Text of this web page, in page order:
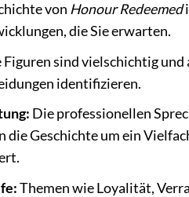
von Honour Redeemed
die Sie erwarten.
Figuren sind vielschichtig
identifizieren.
Die professionellen
die Geschichte um ein
Themen wie Loyalität,